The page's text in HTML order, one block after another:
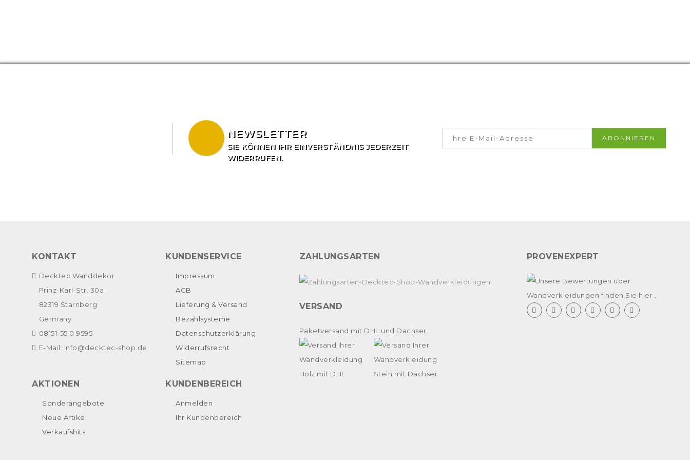
NEWSLETTER
SIE KÖNNEN IHR EINVERSTÄNDNIS JEDERZEIT
WIDERRUFEN.
KONTAKT
Decktec Wanddekor
Prinz-Karl-Str. 30a
82319 Starnberg
Germany
08151-55 0 9595
E-Mail: info@decktec-shop.de
KUNDENSERVICE
Impressum
AGB
Lieferung & Versand
Bezahlsysteme
Datenschutzerklärung
Widerrufsrecht
Sitemap
AKTIONEN
Sonderangebote
Neue Artikel
Verkaufshits
KUNDENBEREICH
Anmelden
Ihr Kundenbereich
ZAHLUNGSARTEN
VERSAND
Paketversand mit DHL und Dachser.
PROVENEXPERT